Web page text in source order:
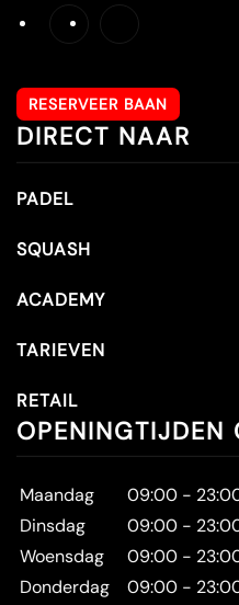
RESERVEER BAAN
DIRECT NAAR
PADEL
SQUASH
ACADEMY
TARIEVEN
RETAIL
OPENINGTIJDEN
Maandag
09:00 -
Dinsdag
09:00 -
Woensdag
09:00 -
Donderdag
09:00 -